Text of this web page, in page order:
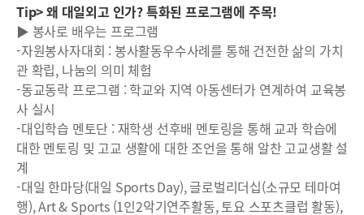
Tip> 왜 대일외고 인가? 특화된 프로그램에 주목!
▶ 봉사로 배우는 프로그램
-자원봉사자대회 : 봉사활동우수사례를 통해 건전한 삶의 가치
관 확립, 나눔의 의미 체험
-동교동락 프로그램 : 학교와 지역 아동센터가 연계하여 교육봉
사 실시
-대입학습 멘토단 : 재학생 선후배 멘토링을 통해 교과 학습에
대한 멘토링 및 고교 생활에 대한 조언을 통해 알찬 고교생활 설
계
-대일 한마당(대일 Sports Day), 글로벌리더십(소규모 테마여
행), Art & Sports (1인2악기연주활동, 토요 스포츠클럽 활동),